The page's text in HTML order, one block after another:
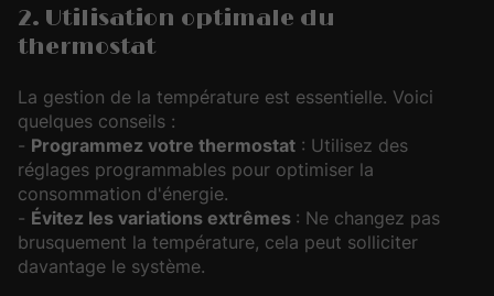
2. Utilisation optimale du
thermostat
La gestion de la température est essentielle. Voici
quelques conseils :
- Programmez votre thermostat : Utilisez des
réglages programmables pour optimiser la
consommation d'énergie.
- Évitez les variations extrêmes : Ne changez pas
brusquement la température, cela peut solliciter
davantage le système.